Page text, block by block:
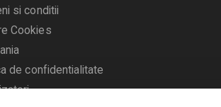
si conditii
Cookies
de confidentialitate